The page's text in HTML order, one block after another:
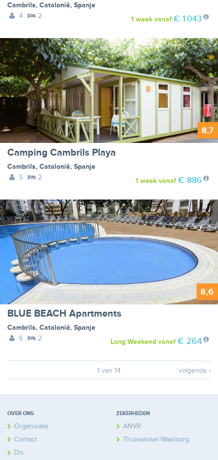
Cambrils, Catalonië, Spanje
4
2 1 weekvanaf € 1.043
8,7
Camping Cambrils Playa
Cambrils, Catalonië, Spanje
5
2 1 weekvanaf € 886
8,6
BLUE BEACH Apartments
Cambrils, Catalonië, Spanje
6
2 Lang Weekendvanaf € 264
1 van 14 volgende ›
OVER ONS
Organisatie
Contact
Disclaimer
ZEKERHEDEN
ANVR
Thuiswinkel Waarborg